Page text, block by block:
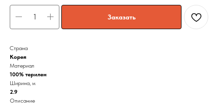
Заказать
Страна
Корея
Материал
100% терилен
Ширина, м
2.9
Описание